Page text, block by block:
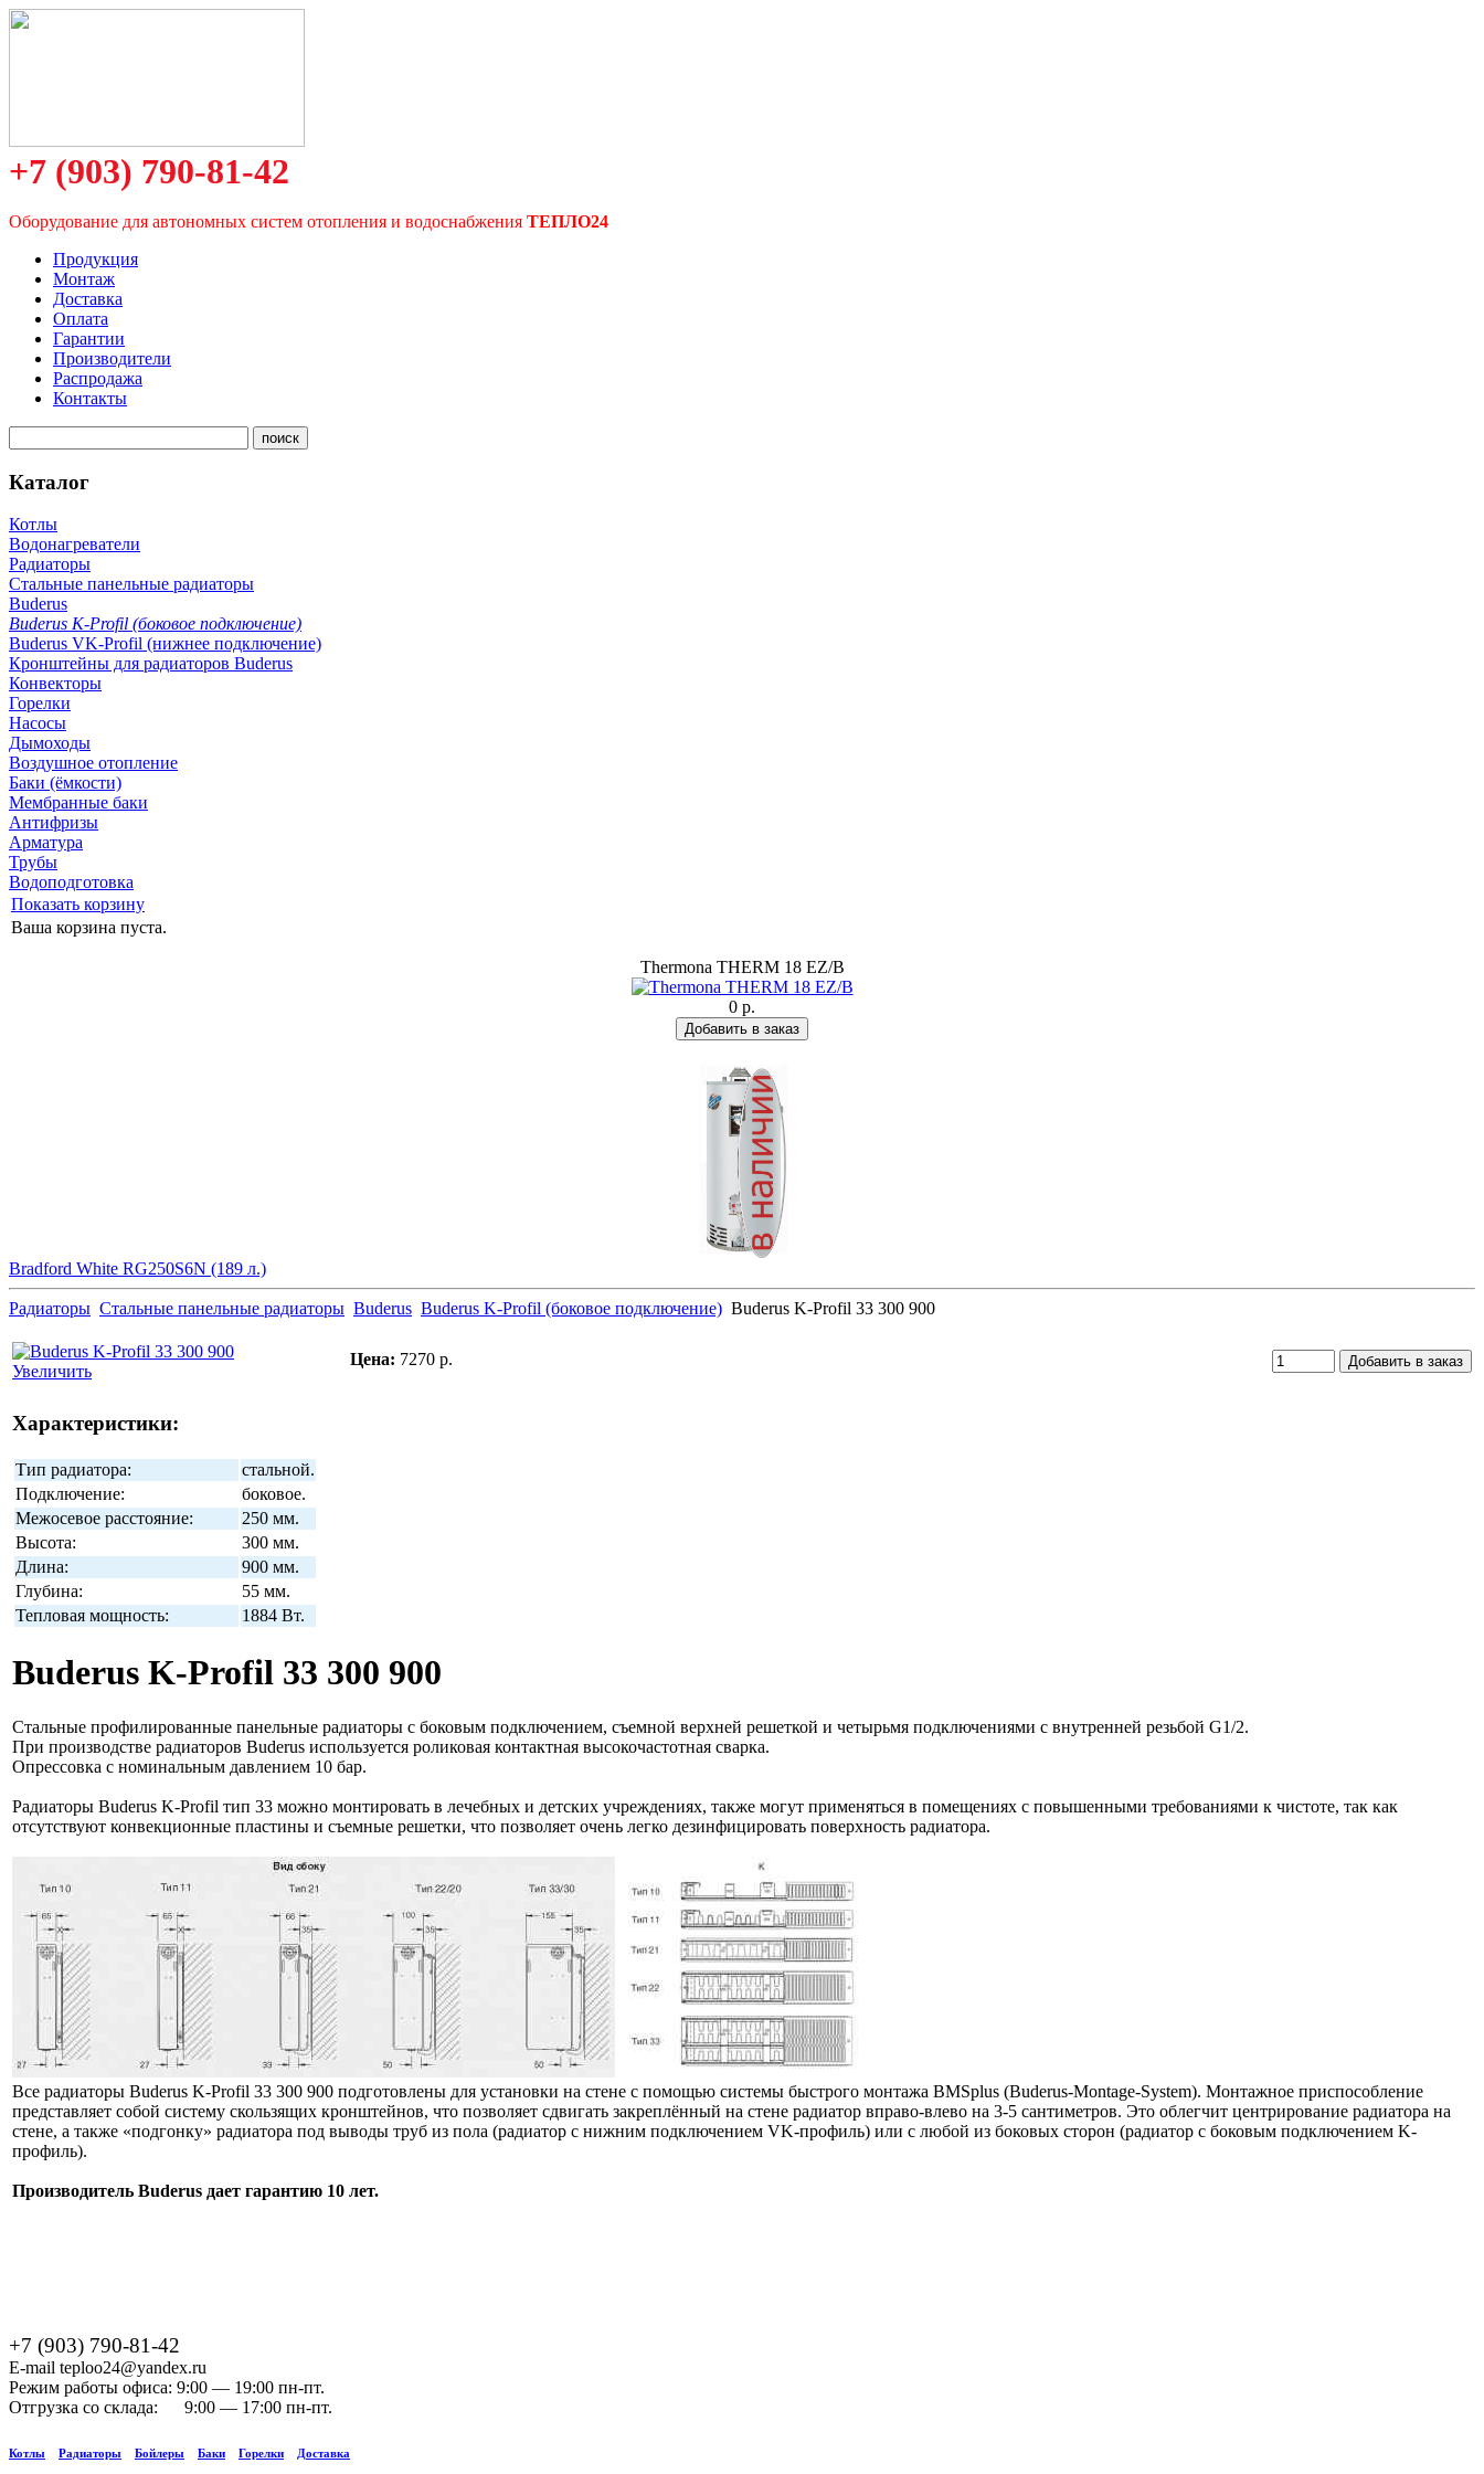
+7 (903) 790-81-42
Оборудование для автономных систем отопления и водоснабжения ТЕПЛО24
Продукция
Монтаж
Доставка
Оплата
Гарантии
Производители
Распродажа
Контакты
Каталог
Котлы
Водонагреватели
Радиаторы
Стальные панельные радиаторы
Buderus
Buderus K-Profil (боковое подключение)
Buderus VK-Profil (нижнее подключение)
Кронштейны для радиаторов Buderus
Конвекторы
Горелки
Насосы
Дымоходы
Воздушное отопление
Баки (ёмкости)
Мембранные баки
Антифризы
Арматура
Трубы
Водоподготовка
Показать корзину
Ваша корзина пуста.
Thermona THERM 18 EZ/B
0 р.
Bradford White RG250S6N (189 л.)
Радиаторы Стальные панельные радиаторы Buderus Buderus K-Profil (боковое подключение) Buderus K-Profil 33 300 900
Увеличить
Цена: 7270 р.
Характеристики:
Тип радиатора:
стальной.
Подключение:
боковое.
Межосевое расстояние:
250 мм.
Высота:
300 мм.
Длина:
900 мм.
Глубина:
55 мм.
Тепловая мощность:
1884 Вт.
Buderus K-Profil 33 300 900
Стальные профилированные панельные радиаторы с боковым подключением, съемной верхней решеткой и четырьмя подключениями с внутренней резьбой G1/2.
При производстве радиаторов Buderus используется роликовая контактная высокочастотная сварка.
Опрессовка с номинальным давлением 10 бар.
Радиаторы Buderus K-Profil тип 33 можно монтировать в лечебных и детских учреждениях, также могут применяться в помещениях с повышенными требованиями к чистоте, так как
отсутствуют конвекционные пластины и съемные решетки, что позволяет очень легко дезинфицировать поверхность радиатора.
Все радиаторы Buderus K-Profil 33 300 900 подготовлены для установки на стене с помощью системы быстрого монтажа BMSplus (Buderus-Montage-System). Монтажное приспособление
представляет собой систему скользящих кронштейнов, что позволяет сдвигать закреплённый на стене радиатор вправо-влево на 3-5 сантиметров. Это облегчит центрирование радиатора на
стене, а также «подгонку» радиатора под выводы труб из пола (радиатор с нижним подключением VK-профиль) или с любой из боковых сторон (радиатор с боковым подключением K-
профиль).
Производитель Buderus дает гарантию 10 лет.
+7 (903) 790-81-42
E-mail teploo24@yandex.ru
Режим работы офиса: 9:00 — 19:00 пн-пт.
Отгрузка со склада: 9:00 — 17:00 пн-пт.
Котлы Радиаторы Бойлеры Баки Горелки Доставка